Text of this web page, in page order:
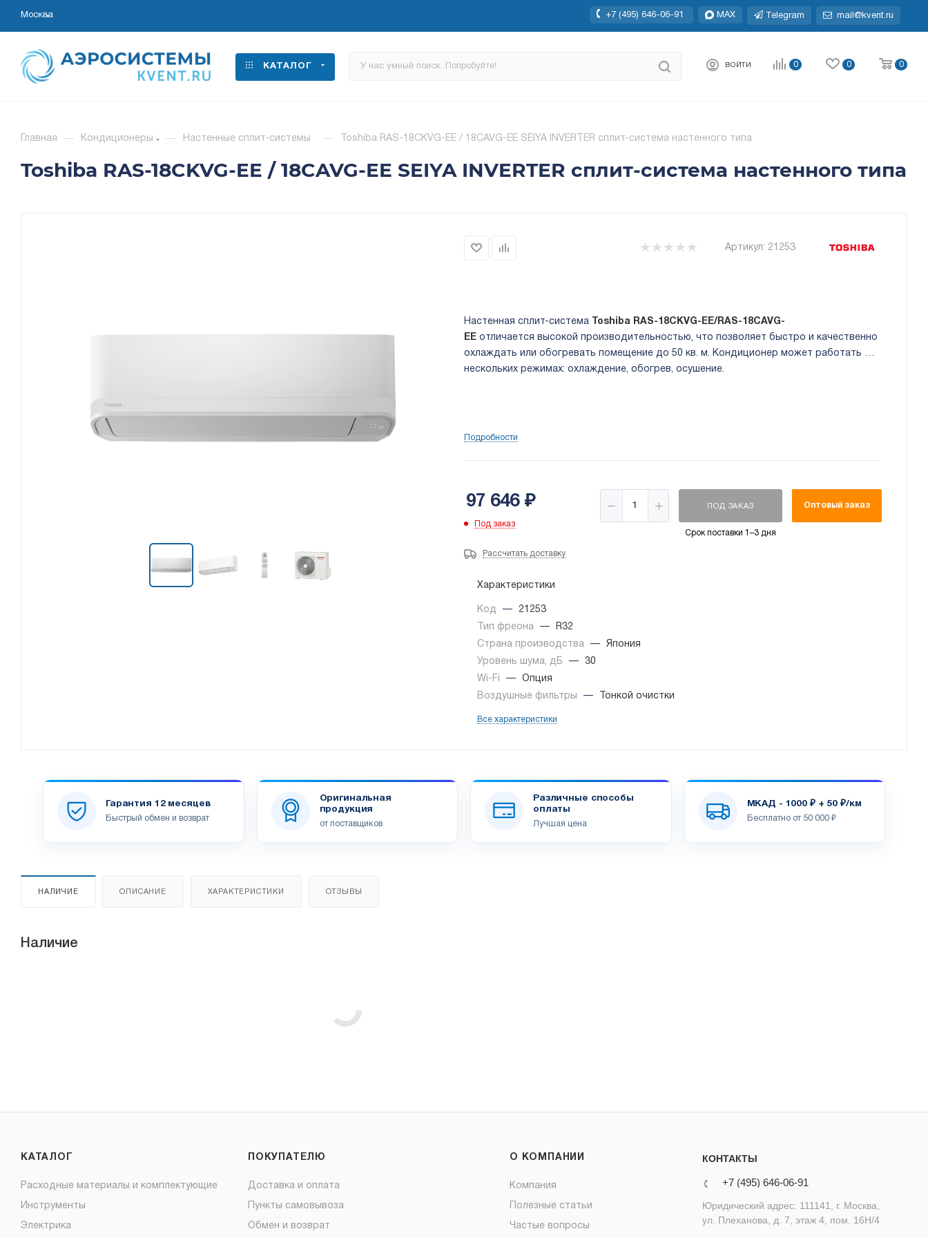
Москва +7 (495) 646-06-91 MAX Telegram mail@kvent.ru
КАТАЛОГ ВОЙТИ 0 0 0
Главная — Кондиционеры — Настенные сплит-системы — Toshiba RAS-18CKVG-EE / 18CAVG-EE SEIYA INVERTER сплит-система настенного типа
Toshiba RAS-18CKVG-EE / 18CAVG-EE SEIYA INVERTER сплит-система настенного типа
Артикул: 21253
Настенная сплит-система Toshiba RAS-18CKVG-EE/RAS-18CAVG-
EE отличается
высокой производительностью, что позволяет быстро и качественно
охлаждать или обогревать помещение до 50 кв. м. Кондиционер может работать в
нескольких режимах: охлаждение, обогрев, осушение.
Подробности
97 646₽
Под заказ
ПОД ЗАКАЗ
Срок поставки 1–3 дня
Оптовый заказ
Рассчитать доставку
Характеристики
Код —
21253
Тип фреона
—
R32
Страна производства
—
Япония
Уровень шума, дБ
—
30
Wi-Fi
—
Опция
Воздушные фильтры
— Тонкой очистки
Все характеристики
Гарантия 12 месяцев
Быстрый обмен и возврат
Оригинальная
продукция
от поставщиков
Различные способы
оплаты
Лучшая цена
МКАД - 1000 ₽ + 50 ₽/км
Бесплатно от 50 000 ₽
НАЛИЧИЕ ОПИСАНИЕ ХАРАКТЕРИСТИКИ ОТЗЫВЫ
Наличие
КАТАЛОГ
Расходные материалы и комплектующие
Инструменты
Электрика
ПОКУПАТЕЛЮ
Доставка и оплата
Пункты самовывоза
Обмен и возврат
О КОМПАНИИ
Компания
Полезные статьи
Частые вопросы
КОНТАКТЫ
+7 (495) 646-06-91
Юридический адрес: 111141, г. Москва,
ул. Плеханова, д. 7, этаж 4, пом. 16Н/4